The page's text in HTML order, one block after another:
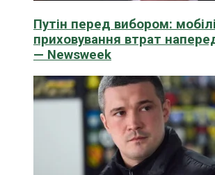
Путін перед вибором:
приховування втрат
— Newsweek